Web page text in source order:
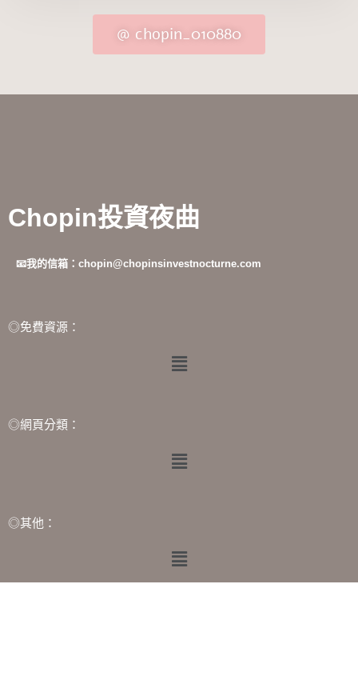
@ chopin_010880
Chopin投資夜曲
📧我的信箱：chopin@chopinsinvestnocturne.com
◎免費資源：
◎網頁分類：
◎其他：